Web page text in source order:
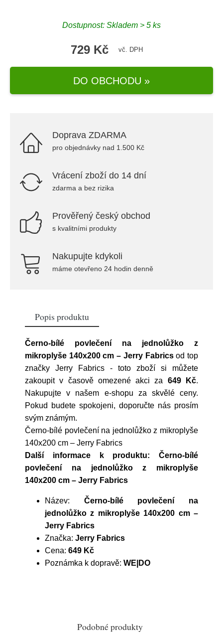
Dostupnost: Skladem > 5 ks
729 Kč vč. DPH
DO OBCHODU »
Doprava ZDARMA
pro objednávky nad 1.500 Kč
Vrácení zboží do 14 dní
zdarma a bez rizika
Prověřený český obchod
s kvalitními produkty
Nakupujte kdykoli
máme otevřeno 24 hodin denně
Popis produktu
Černo-bílé povlečení na jednolůžko z
mikroplyše 140x200 cm – Jerry Fabricsod top
značky Jerry Fabrics - toto zboží si můžete
zakoupit v časově omezené akci za 649 Kč.
Nakupujte v našem e-shopu za skvělé ceny.
Pokud budete spokojeni, doporučte nás prosím
svým známým.
Černo-bílé povlečení na jednolůžko z mikroplyše
140x200 cm – Jerry Fabrics
Další informace k produktu: Černo-bílé
povlečení na jednolůžko z mikroplyše
140x200 cm – Jerry Fabrics
Název: Černo-bílé povlečení na
jednolůžko z mikroplyše 140x200 cm –
Jerry Fabrics
Značka: Jerry Fabrics
Cena: 649 Kč
Poznámka k dopravě: WE|DO
Podobné produkty